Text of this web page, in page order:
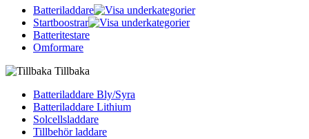
Batteriladdare
Startboostrar
Batteritestare
Omformare
Tillbaka
Batteriladdare Bly/Syra
Batteriladdare Lithium
Solcellsladdare
Tillbehör laddare